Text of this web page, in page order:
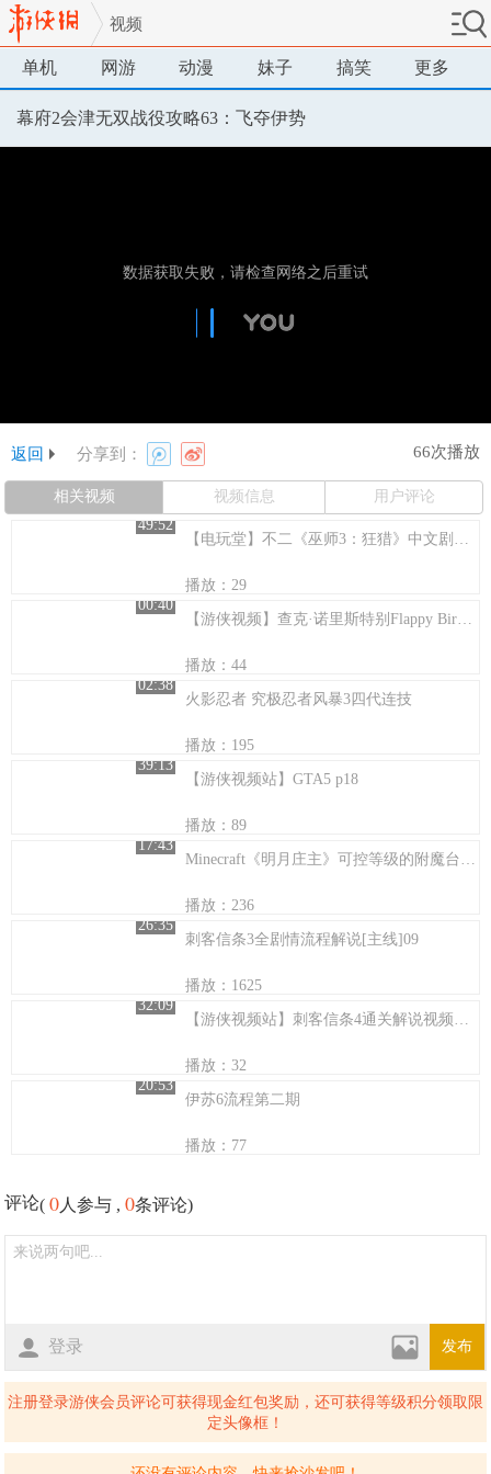
视频
单机 网游 动漫 妹子 搞笑 更多
幕府2会津无双战役攻略63：飞夺伊势
返回 分享到： 66次播放
相关视频 视频信息
用户评论
49:52
【电玩堂】不二《巫师3：狂猎》中文剧情解说09：旧友的重逢
播放：29
00:40
【游侠视频】查克·诺里斯特别Flappy Bird通关技巧
播放：44
02:38
火影忍者 究极忍者风暴3四代连技
播放：195
39:13
【游侠视频站】GTA5 p18
播放：89
17:43
Minecraft《明月庄主》可控等级的附魔台解说
播放：236
26:35
刺客信条3全剧情流程解说[主线]09
播放：1625
32:09
【游侠视频站】刺客信条4通关解说视频第二十四期
播放：32
20:53
伊苏6流程第二期
播放：77
评论(0 人参与 ,0条评论)
登录 发布
注册登录游侠会员评论可获得现金红包奖励，还可获得等级积分领取限
定头像框！